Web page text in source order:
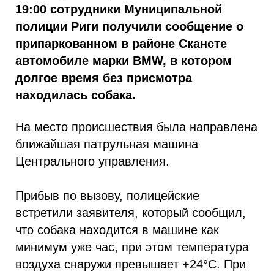
19:00 сотрудники Муниципальной
полиции Риги получили сообщение о
припаркованном в районе Скансте
автомобиле марки BMW, в котором
долгое время без присмотра
находилась собака.
На место происшествия была направлена
ближайшая патрульная машина
Центрального управления.
Прибыв по вызову, полицейские
встретили заявителя, который сообщил,
что собака находится в машине как
минимум уже час, при этом температура
воздуха снаружи превышает +24°C. При